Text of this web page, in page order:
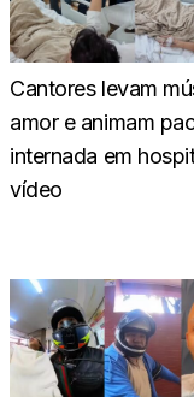
Cantores levam
amor e animam
internada em
vídeo